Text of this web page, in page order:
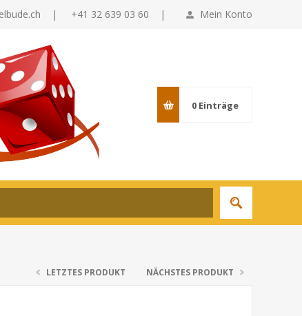
Mein Konto
| +41 32 639 03 60 |
0 Einträge
LETZTES PRODUKT NÄCHSTES PRODUKT